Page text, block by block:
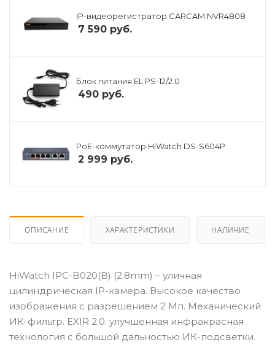
IP-видеорегистратор CARCAM NVR4808
7 590 руб.
Блок питания EL PS-12/2.0
490 руб.
PoE-коммутатор HiWatch DS-S604P
2 999 руб.
ОПИСАНИЕ ХАРАКТЕРИСТИКИ НАЛИЧИЕ
HiWatch IPC-B020(B) (2.8mm) – уличная
цилиндрическая IP-камера. Высокое качество
изображения с разрешением 2 Мп. Механический
ИК-фильтр. EXIR 2.0: улучшенная инфракрасная
технология с большой дальностью ИК-подсветки.